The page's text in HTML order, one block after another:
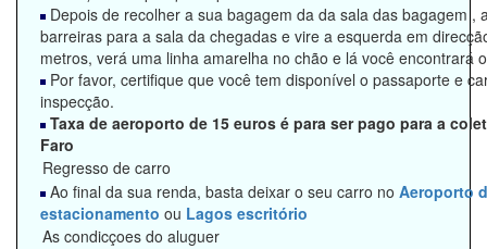
Depois de recolher a sua bagagem da da sala das bagagem ,
barreiras para a sala da chegadas e vire a esquerda em
metros, verá uma linha amarelha no chão e lá você encontrará
Por favor, certifique que você tem disponível o passaporte e
inspecção.
Taxa de aeroporto de 15 euros é para ser pago para a
Faro
Regresso de carro
Ao final da sua renda, basta deixar o seu carro no Aeroporto
estacionamento ou Lagos escritório
As condicçoes do aluguer